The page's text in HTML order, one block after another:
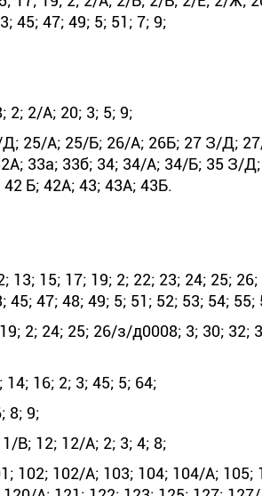
45; 47; 49; 5; 51; 7; 9;
2; 2/А; 20; 3; 5; 9;
25/А; 25/Б; 26/А; 26Б; 27 З/Д;
33а; 33б; 34; 34/А; 34/Б; 35 З/
Б; 42А; 43; 43А; 43Б.
13; 15; 17; 19; 2; 22; 23; 24; 25;
47; 48; 49; 5; 51; 52; 53; 54; 55;
2; 24; 25; 26/з/д0008; 3; 30; 32;
16; 2; 3; 45; 5; 64;
8; 9;
В; 12; 12/А; 2; 3; 4; 8;
102; 102/А; 103; 104; 104/А; 105;